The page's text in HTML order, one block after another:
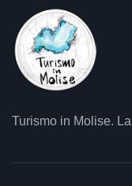
Turismo in Molise.